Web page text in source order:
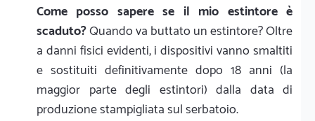
Come posso sapere se il mio estintore è
scaduto?Quando va buttato un estintore? Oltre
a danni fisici evidenti, i dispositivi vanno smaltiti
e sostituiti definitivamente dopo 18 anni (la
maggior parte degli estintori) dalla data di
produzione stampigliata sul serbatoio.